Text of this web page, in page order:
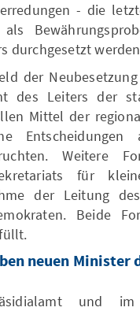
- die
durchgesetzt
der
des Leiters der
Mittel der
Weitere
für
der Leitung
Beide
neuen Minister
und im